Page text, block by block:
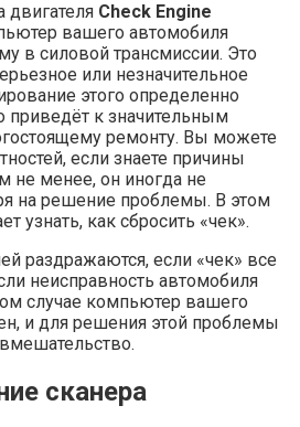
двигателя Check Engine
вашего автомобиля
в силовой трансмиссии. Это
или незначительное
этого определенно
приведёт к значительным
ремонту. Вы можете
если знаете причины
не менее, он иногда не
на решение проблемы. В этом
узнать, как сбросить «чек».
раздражаются, если «чек» все
неисправность автомобиля
случае компьютер вашего
и для решения этой проблемы
сканера